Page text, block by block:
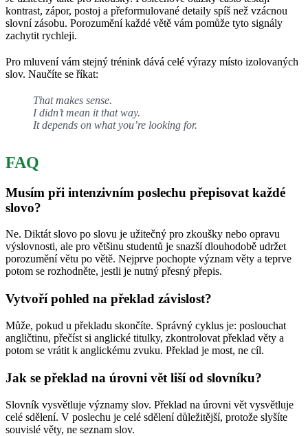
kontrast, zápor, postoj a přeformulované detaily spíš než vzácnou
slovní zásobu. Porozumění každé větě vám pomůže tyto signály
zachytit rychleji.
Pro mluvení vám stejný trénink dává celé výrazy místo izolovaných
slov. Naučíte se říkat:
That makes sense.
I didn’t mean it that way.
It depends on what you’re looking for.
FAQ
Musím při intenzivním poslechu přepisovat každé
slovo?
Ne. Diktát slovo po slovu je užitečný pro zkoušky nebo opravu
výslovnosti, ale pro většinu studentů je snazší dlouhodobě udržet
porozumění větu po větě. Nejprve pochopte význam věty a teprve
potom se rozhodněte, jestli je nutný přesný přepis.
Vytvoří pohled na překlad závislost?
Může, pokud u překladu skončíte. Správný cyklus je: poslouchat
angličtinu, přečíst si anglické titulky, zkontrolovat překlad věty a
potom se vrátit k anglickému zvuku. Překlad je most, ne cíl.
Jak se překlad na úrovni vět liší od slovníku?
Slovník vysvětluje významy slov. Překlad na úrovni vět vysvětluje
celé sdělení. V poslechu je celé sdělení důležitější, protože slyšíte
souvislé věty, ne seznam slov.